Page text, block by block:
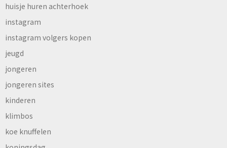
huisje huren achterhoek
instagram
instagram volgers kopen
jeugd
jongeren
jongeren sites
kinderen
klimbos
koe knuffelen